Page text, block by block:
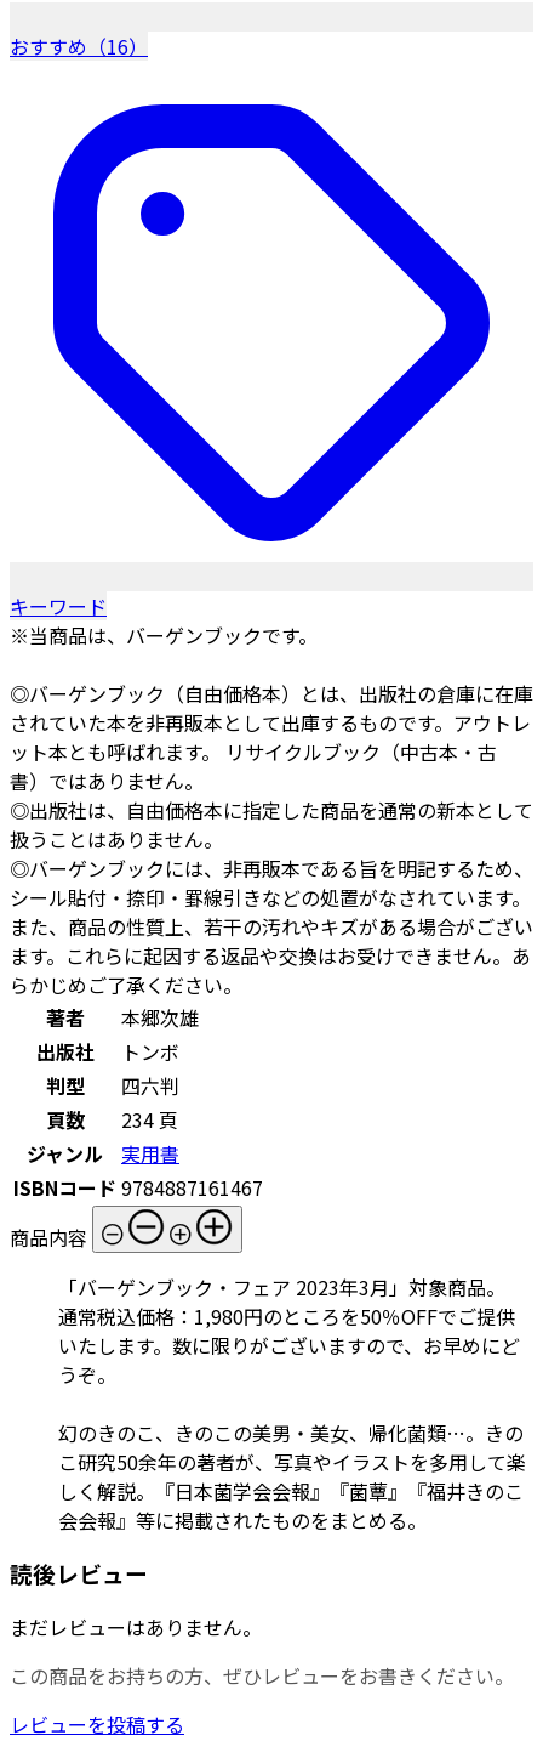
おすすめ（16）
キーワード
※当商品は、バーゲンブックです。
◎バーゲンブック（自由価格本）とは、出版社の倉庫に在庫
されていた本を非再販本として出庫するものです。アウトレ
ット本とも呼ばれます。 リサイクルブック（中古本・古
書）ではありません。
◎出版社は、自由価格本に指定した商品を通常の新本として
扱うことはありません。
◎バーゲンブックには、非再販本である旨を明記するため、
シール貼付・捺印・罫線引きなどの処置がなされています。
また、商品の性質上、若干の汚れやキズがある場合がござい
ます。これらに起因する返品や交換はお受けできません。あ
らかじめご了承ください。
著者
本郷次雄
出版社
トンボ
判型
四六判
頁数
234 頁
ジャンル
実用書
ISBNコード 9784887161467
商品内容
「バーゲンブック・フェア 2023年3月」対象商品。
通常税込価格：1,980円のところを50％OFFでご提供
いたします。数に限りがございますので、お早めにど
うぞ。
幻のきのこ、きのこの美男・美女、帰化菌類…。きの
こ研究50余年の著者が、写真やイラストを多用して楽
しく解説。『日本菌学会会報』『菌蕈』『福井きのこ
会会報』等に掲載されたものをまとめる。
読後レビュー
まだレビューはありません。
この商品をお持ちの方、ぜひレビューをお書きください。
レビューを投稿する